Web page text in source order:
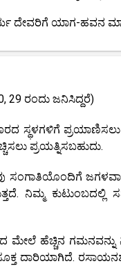
ದೇವರಿಗೆ ಯಾಗ-ಹವನ
29 ರಂದು ಜನಿಸಿದ್ದರೆ)
ಸ್ಥಳಗಳಿಗೆ ಪ್ರಯಾಣಿಸಲು
ಪ್ರಯತ್ನಿಸಬಹುದು.
ನಿಮ್ಮ
ಮೇಲೆ ಹೆಚ್ಚಿನ ಗಮನವನ್ನು
ದಾರಿಯಾಗಿದೆ.